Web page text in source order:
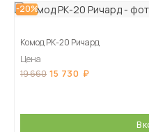
-20%
Комод РК-20 Ричард
Цена
19 660 15 730
В